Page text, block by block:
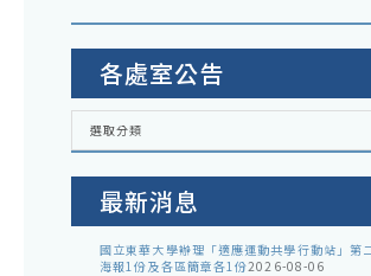
各處室公告
各
室
選取分類
最新消息
國立東華大學辦理「適應運動共學行動站」第
海報1份及各區簡章各1份2026-08-06